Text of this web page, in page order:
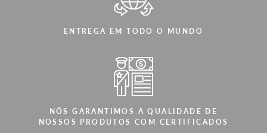
ENTREGA EM TODO O MUNDO
NÓS GARANTIMOS A QUALIDADE DE
NOSSOS PRODUTOS COM CERTIFICADOS